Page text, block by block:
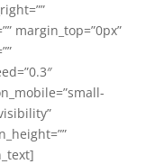
margin_top=”0px”